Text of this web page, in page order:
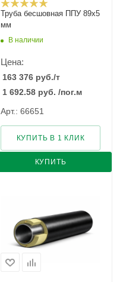
Труба бесшовная ППУ 89х5
мм
В наличии
Цена:
163 376 руб./т
1 692.58 руб. /пог.м
Арт.: 66651
КУПИТЬ
КУПИТЬ В 1 КЛИК